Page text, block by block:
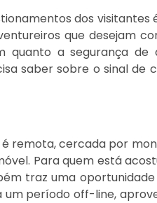
dos visitantes
que desejam
quanto a segurança de
saber sobre o sinal de
é remota, cercada por
Para quem está
traz uma oportunidade
um período off-line,